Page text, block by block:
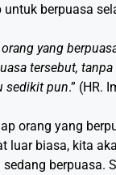
berpuasa
yang
tersebut,
sedikit pun.” (HR.
orang yang
luar biasa, kita
berpuasa.